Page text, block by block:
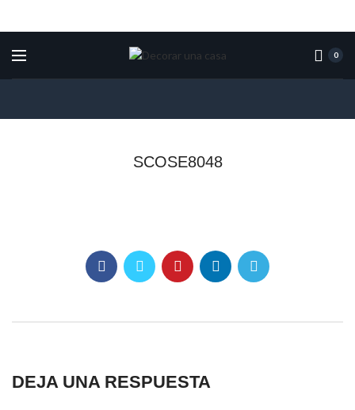
0
SCOSE8048
DEJA UNA RESPUESTA